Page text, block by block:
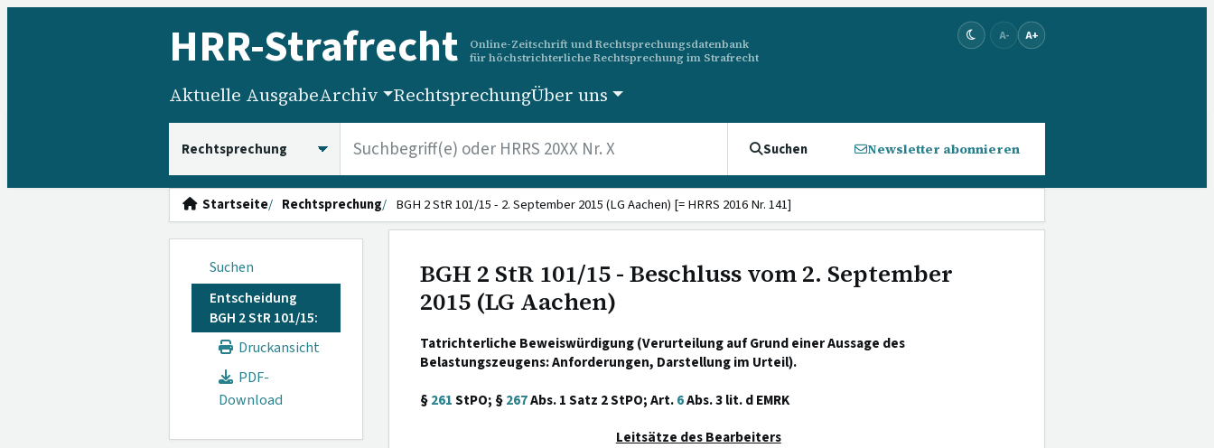
HRR-Strafrecht
Online-Zeitschrift und Rechtsprechungsdatenbank
für höchstrichterliche Rechtsprechung im Strafrecht
A- A+
Aktuelle AusgabeArchiv RechtsprechungÜber uns
Suchen Newsletter abonnieren
Startseite Rechtsprechung BGH 2 StR 101/15 - 2. September 2015 (LG Aachen) [= HRRS 2016 Nr. 141]
Suchen
Entscheidung
BGH 2 StR 101/15:
Druckansicht
PDF-
Download
BGH 2 StR 101/15 - Beschluss vom 2. September
2015 (LG Aachen)
Tatrichterliche Beweiswürdigung (Verurteilung auf Grund einer Aussage des
Belastungszeugens: Anforderungen, Darstellung im Urteil).
§261StPO; §267Abs. 1 Satz 2 StPO; Art.6Abs. 3 lit. d EMRK
Leitsätze des Bearbeiters